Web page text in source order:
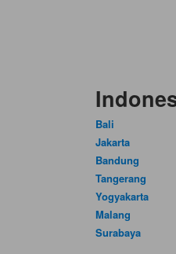
Bali
Jakarta
Bandung
Tangerang
Yogyakarta
Malang
Surabaya